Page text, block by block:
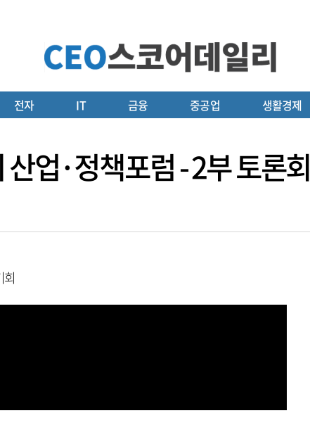
전자 IT 금융 중공업 생활경제
업·정책포럼 - 2부 토론회
회